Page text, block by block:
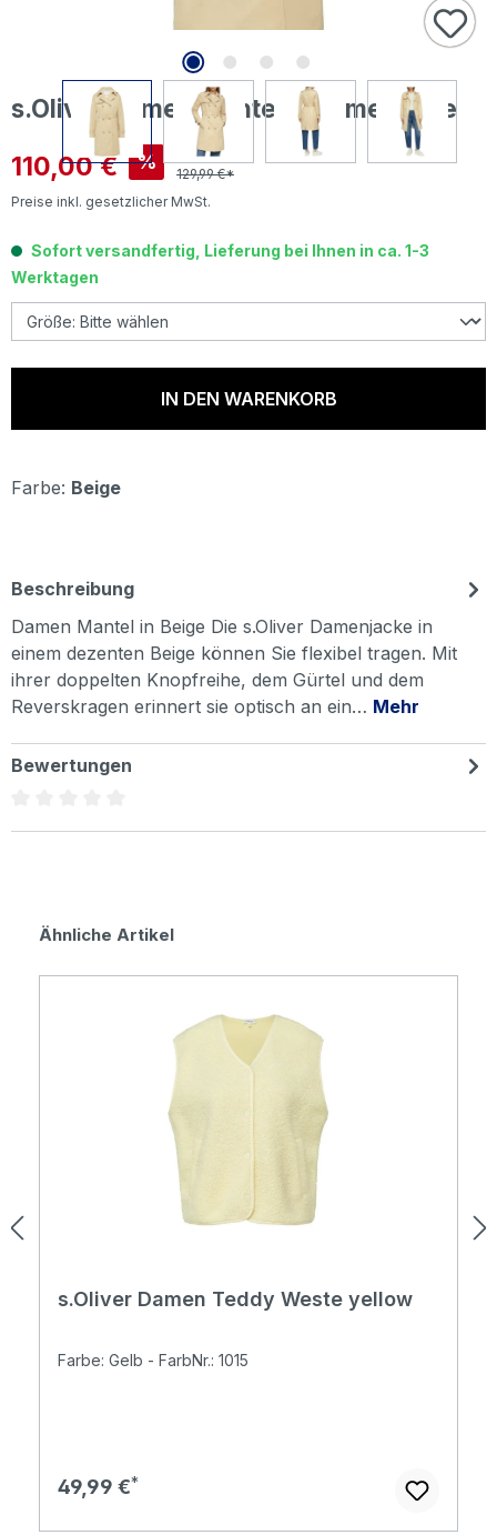
s.Oliver Damen Mantel sesame beige
Verkaufspreis:
110,00 € %
129,99 €*
Preise inkl. gesetzlicher MwSt.
Sofort versandfertig, Lieferung bei Ihnen in ca. 1-3
Werktagen
IN DEN WARENKORB
Farbe: Beige
Beschreibung
Damen Mantel in Beige Die s.Oliver Damenjacke in
einem dezenten Beige können Sie flexibel tragen. Mit
ihrer doppelten Knopfreihe, dem Gürtel und dem
Reverskragen erinnert sie optisch an ein… Mehr
Bewertungen
Produktgalerie überspringen
Ähnliche Artikel
s.Oliver Damen Teddy Weste yellow
Farbe: Gelb - FarbNr.: 1015
Regulärer Preis:
49,99 €